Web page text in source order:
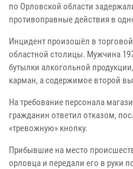
по Орловской области
противоправные действия в
Инцидент произошёл в
областной столицы. Мужчина
бутылки алкогольной
карман, а содержимое второй
На требование персонала
гражданин ответил отказом,
«тревожную» кнопку.
Прибывшие на место
орловца и передали его в руки